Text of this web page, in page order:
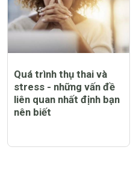
Quá trình thụ thai và
stress - những vấn đề
liên quan nhất định bạn
nên biết